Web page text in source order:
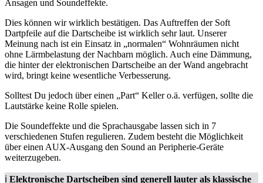
Ansagen und Soundeffekte.
Dies können wir wirklich bestätigen. Das Auftreffen der Soft
Dartpfeile auf die Dartscheibe ist wirklich sehr laut. Unserer
Meinung nach ist ein Einsatz in „normalen“ Wohnräumen nicht
ohne Lärmbelastung der Nachbarn möglich. Auch eine Dämmung,
die hinter der elektronischen Dartscheibe an der Wand angebracht
wird, bringt keine wesentliche Verbesserung.
Solltest Du jedoch über einen „Part“ Keller o.ä. verfügen, sollte die
Lautstärke keine Rolle spielen.
Die Soundeffekte und die Sprachausgabe lassen sich in 7
verschiedenen Stufen regulieren. Zudem besteht die Möglichkeit
über einen AUX-Ausgang den Sound an Peripherie-Geräte
weiterzugeben.
ℹ️ Elektronische Dartscheiben sind generell lauter als klassische